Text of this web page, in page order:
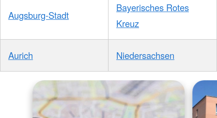
Augsburg-Stadt
Bayerisches Rotes
Kreuz
Aurich Niedersachsen